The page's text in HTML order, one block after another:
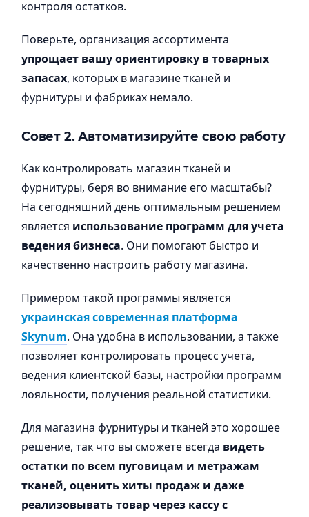
контроля остатков.
Поверьте, организация ассортимента
упрощает вашу ориентировку в товарных
запасах, которых в магазине тканей и
фурнитуры и фабриках немало.
Совет 2. Автоматизируйте свою работу
Как контролировать магазин тканей и
фурнитуры, беря во внимание его масштабы?
На сегодняшний день оптимальным решением
является использование программ для учета
ведения бизнеса. Они помогают быстро и
качественно настроить работу магазина.
Примером такой программы является
украинская современная платформа
Skynum. Она удобна в использовании, а также
позволяет контролировать процесс учета,
ведения клиентской базы, настройки программ
лояльности, получения реальной статистики.
Для магазина фурнитуры и тканей это хорошее
решение, так что вы сможете всегда видеть
остатки по всем пуговицам и метражам
тканей, оценить хиты продаж и даже
реализовывать товар через кассу с